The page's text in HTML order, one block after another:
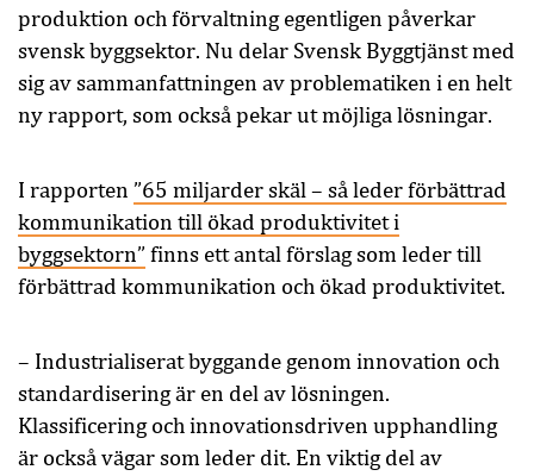
produktion och förvaltning egentligen påverkar
svensk byggsektor. Nu delar Svensk Byggtjänst med
sig av sammanfattningen av problematiken i en helt
ny rapport, som också pekar ut möjliga lösningar.
I rapporten ”65 miljarder skäl – så leder förbättrad
kommunikation till ökad produktivitet i
byggsektorn” finns ett antal förslag som leder till
förbättrad kommunikation och ökad produktivitet.
– Industrialiserat byggande genom innovation och
standardisering är en del av lösningen.
Klassificering och innovationsdriven upphandling
är också vägar som leder dit. En viktig del av